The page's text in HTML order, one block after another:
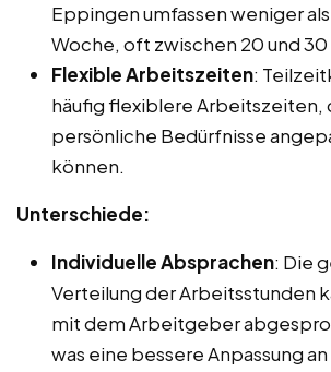
Eppingen umfassen weniger
Woche, oft zwischen 20 und
Flexible Arbeitszeiten:
häufig flexiblere Arbeitszeiten,
persönliche Bedürfnisse
können.
Unterschiede:
Individuelle Absprachen: Die
Verteilung der Arbeitsstunden
mit dem Arbeitgeber
was eine bessere Anpassung